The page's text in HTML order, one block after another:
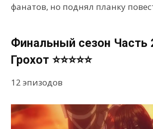
фанатов, но поднял планку
Финальный сезон Часть
Грохот ⭐⭐⭐⭐⭐
12 эпизодов